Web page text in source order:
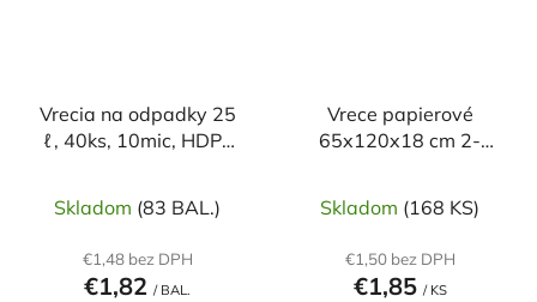
Vrecia na odpadky 25
ℓ, 40ks, 10mic, HDPE
Skladom (83 BAL.)
€1,48 bez DPH
€1,82 / BAL.
Vrece papierové
65x120x18 cm 2-
Skladom (168 KS)
€1,50 bez DPH
€1,85 / KS